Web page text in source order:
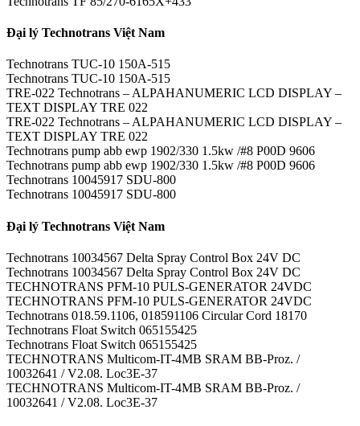
Đại lý Technotrans Việt Nam
Technotrans TUC-10 150A-515
Technotrans TUC-10 150A-515
TRE-022 Technotrans – ALPAHANUMERIC LCD DISPLAY –
TEXT DISPLAY TRE 022
TRE-022 Technotrans – ALPAHANUMERIC LCD DISPLAY –
TEXT DISPLAY TRE 022
Technotrans pump abb ewp 1902/330 1.5kw /#8 P00D 9606
Technotrans pump abb ewp 1902/330 1.5kw /#8 P00D 9606
Technotrans 10045917 SDU-800
Technotrans 10045917 SDU-800
Đại lý Technotrans Việt Nam
Technotrans 10034567 Delta Spray Control Box 24V DC
Technotrans 10034567 Delta Spray Control Box 24V DC
TECHNOTRANS PFM-10 PULS-GENERATOR 24VDC
TECHNOTRANS PFM-10 PULS-GENERATOR 24VDC
Technotrans 018.59.1106, 018591106 Circular Cord 18170
Technotrans Float Switch 065155425
Technotrans Float Switch 065155425
TECHNOTRANS Multicom-IT-4MB SRAM BB-Proz. /
10032641 / V2.08. Loc3E-37
TECHNOTRANS Multicom-IT-4MB SRAM BB-Proz. /
10032641 / V2.08. Loc3E-37